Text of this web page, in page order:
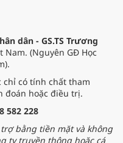
dân - GS.TS Trương
Nam. (Nguyên GĐ Học
chỉ có tính chất tham
đoán hoặc điều trị.
582 228
bằng tiền mặt và không
ty truyền thông hoặc cá